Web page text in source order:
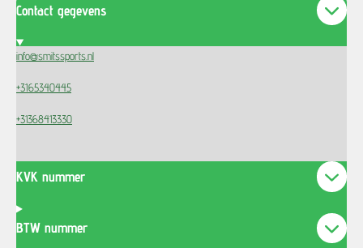
Contact gegevens
info@smitssports.nl
+3165340445
+31368413330
KVK nummer
BTW nummer